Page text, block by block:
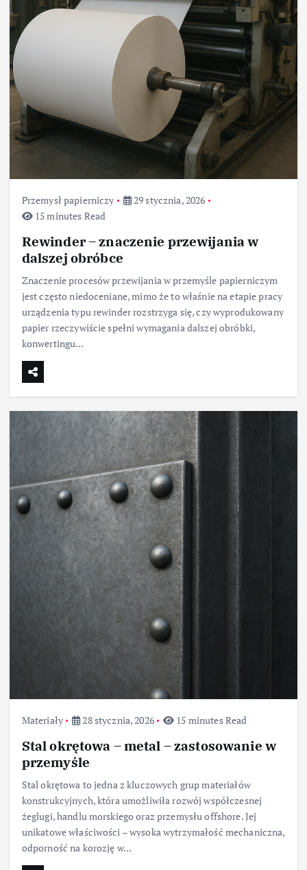
Przemysł papierniczy
29 stycznia, 2026
15 minutes Read
Rewinder – znaczenie przewijania w
dalszej obróbce
Znaczenie procesów przewijania w przemyśle papierniczym
jest często niedoceniane, mimo że to właśnie na etapie pracy
urządzenia typu rewinder rozstrzyga się, czy wyprodukowany
papier rzeczywiście spełni wymagania dalszej obróbki,
konwertingu…
Materiały 28 stycznia, 2026 15 minutes Read
Stal okrętowa – metal – zastosowanie w
przemyśle
Stal okrętowa to jedna z kluczowych grup materiałów
konstrukcyjnych, która umożliwiła rozwój współczesnej
żeglugi, handlu morskiego oraz przemysłu offshore. Jej
unikatowe właściwości – wysoka wytrzymałość mechaniczna,
odporność na korozję w…